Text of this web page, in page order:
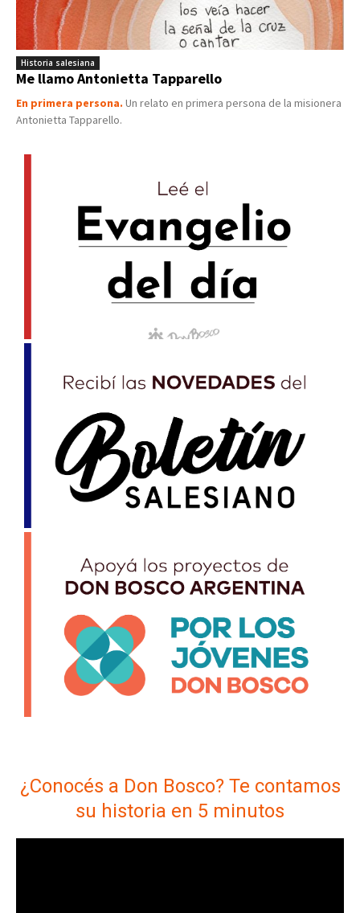
Historia salesiana
Me llamo Antonietta Tapparello
En primera persona. Un relato en primera persona de la misionera
Antonietta Tapparello.
¿Conocés a Don Bosco? Te contamos
su historia en 5 minutos